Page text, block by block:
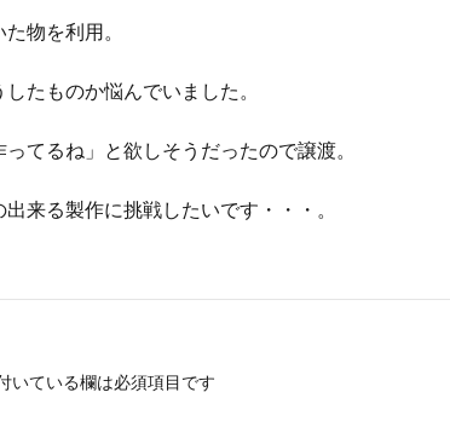
物を利用。
たものか悩んでいました。
てるね」と欲しそうだったので譲渡。
来る製作に挑戦したいです・・・。
いている欄は必須項目です